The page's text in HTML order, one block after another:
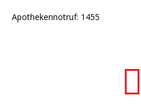
Apothekennotruf: 1455